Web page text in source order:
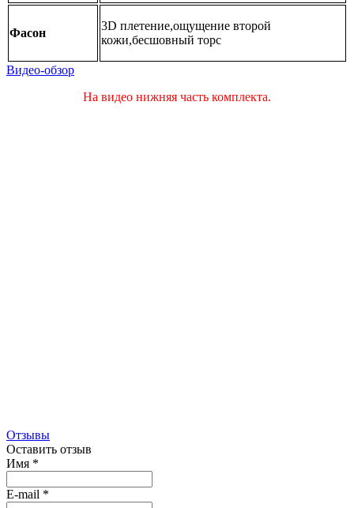
Фасон
3D плетение,ощущение второй
кожи,бесшовный торс
Видео-обзор
На видео нижняя часть комплекта.
Отзывы
Оставить отзыв
Имя *
E-mail *